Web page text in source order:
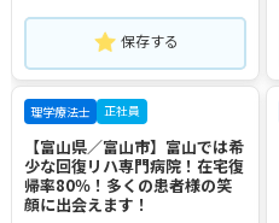
保存する
理学療法士 正社員
【富山県／富山市】富山では希
少な回復リハ専門病院！在宅復
帰率80％！多くの患者様の笑
顔に出会えます！